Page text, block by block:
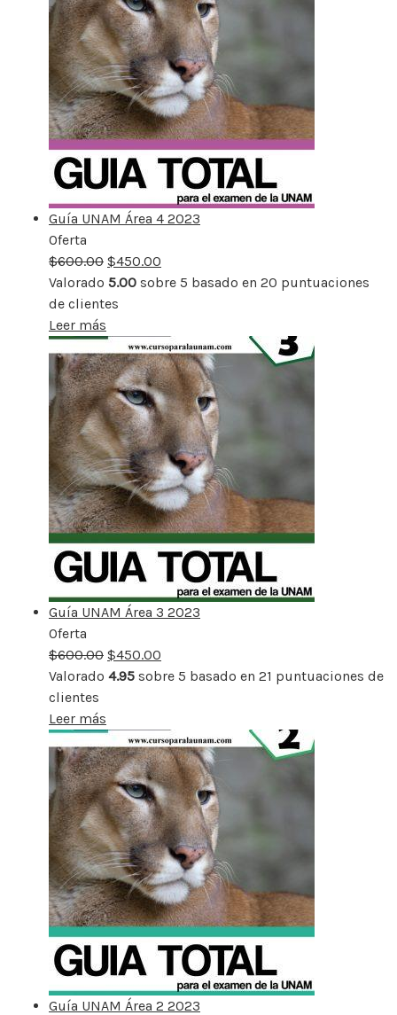
Guía UNAM Área 4 2023
Oferta
rebajado
$600.00 $450.00
Valorado 5.00 sobre 5 basado en 20 puntuaciones
de clientes
Leer más
Guía UNAM Área 3 2023
Oferta
rebajado
$600.00 $450.00
Valorado 4.95 sobre 5 basado en 21 puntuaciones de
clientes
Leer más
Guía UNAM Área 2 2023